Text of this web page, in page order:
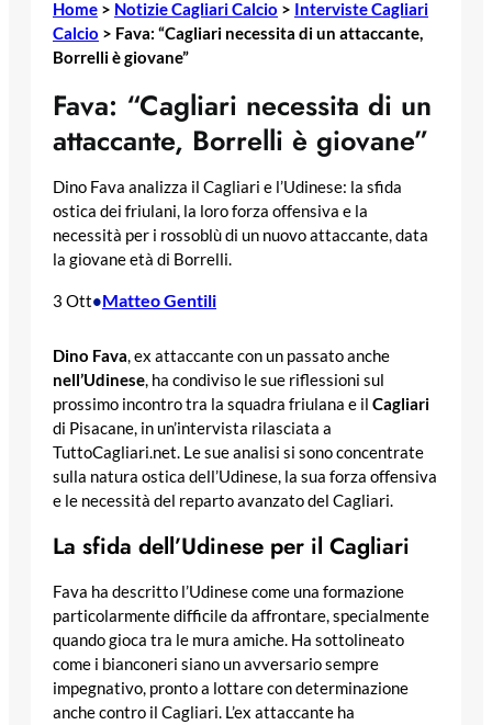
Home > Notizie Cagliari Calcio > Interviste Cagliari
Calcio > Fava: “Cagliari necessita di un attaccante,
Borrelli è giovane”
Fava: “Cagliari necessita di un
attaccante, Borrelli è giovane”
Dino Fava analizza il Cagliari e l’Udinese: la sfida
ostica dei friulani, la loro forza offensiva e la
necessità per i rossoblù di un nuovo attaccante, data
la giovane età di Borrelli.
3 Ott•Matteo Gentili
Dino Fava, ex attaccante con un passato anche
nell’Udinese, ha condiviso le sue riflessioni sul
prossimo incontro tra la squadra friulana e il Cagliari
di Pisacane, in un’intervista rilasciata a
TuttoCagliari.net. Le sue analisi si sono concentrate
sulla natura ostica dell’Udinese, la sua forza offensiva
e le necessità del reparto avanzato del Cagliari.
La sfida dell’Udinese per il Cagliari
Fava ha descritto l’Udinese come una formazione
particolarmente difficile da affrontare, specialmente
quando gioca tra le mura amiche. Ha sottolineato
come i bianconeri siano un avversario sempre
impegnativo, pronto a lottare con determinazione
anche contro il Cagliari. L’ex attaccante ha